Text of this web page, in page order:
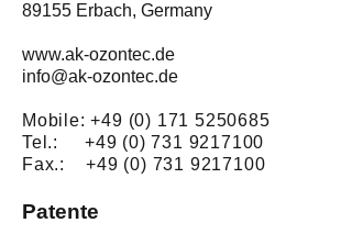
89155 Erbach, Germany
www.ak-ozontec.de
info@ak-ozontec.de
Mobile:+49 (0) 171 5250685
Tel.: +49 (0) 731 9217100
Fax.:+49 (0) 731 9217100
Patente